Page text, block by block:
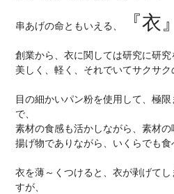
串あげの命ともいえる、 『衣』
創業から、衣に関しては研究に研究
美しく、軽く、それでいてサクサク
目の細かいパン粉を使用して、極
で、
素材の食感も活かしながら、素材の
揚げ物でありながら、いくらでも食
衣を薄～くつけると、衣が剥げて
すが、